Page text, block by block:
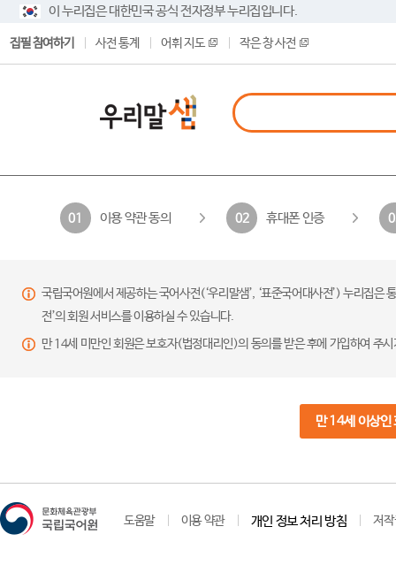
이 누리집은 대한민국 공식 전자정부 누리집입니다.
집필 참여하기 사전 통계 어휘 지도 작은 창 사전
01 이용 약관 동의 02 휴대폰 인증
국립국어원에서 제공하는 국어사전(‘우리말샘’, ‘표준국어대사전’) 누리집
전’의 회원 서비스를 이용하실 수 있습니다.
만 14세 미만인 회원은 보호자(법정대리인)의 동의를 받은 후에 가입하여 주
만 14세 이상인
도움말 이용 약관 개인 정보 처리 방침 저